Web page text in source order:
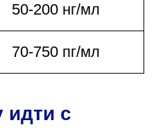
50-200 нг/мл
70-750 пг/мл
идти с